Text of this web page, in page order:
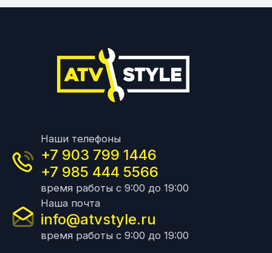
Наши телефоны
+7 903 799 1446
+7 985 444 5566
время работы с 9:00 до 19:00
Наша почта
info@atvstyle.ru
время работы с 9:00 до 19:00